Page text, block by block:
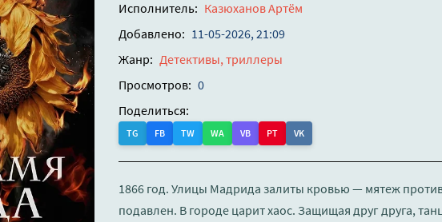
Исполнитель: Казюханов Артём
Добавлено: 11-05-2026, 21:09
Жанр: Детективы, триллеры
Просмотров: 0
Поделиться:
TG FB TW WA VB PT VK
1866 год. Улицы Мадрида залиты кровью — мятеж
подавлен. В городе царит хаос. Защищая друг друга,